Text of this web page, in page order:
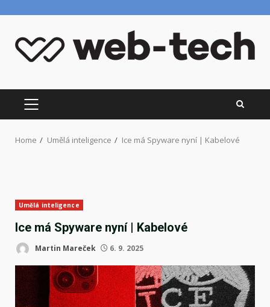
content
PRIMARY
MENU
Home Umělá inteligence Ice má Spyware nyní | Kabelové
Umělá inteligence
Ice má Spyware nyní | Kabelové
Martin Mareček 6. 9. 2025